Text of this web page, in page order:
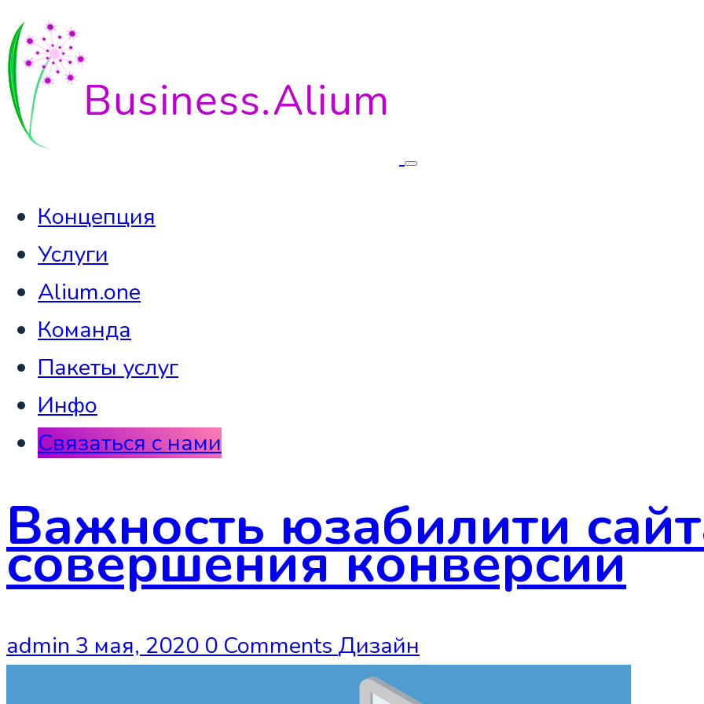
Концепция
Услуги
Alium.one
Команда
Пакеты услуг
Инфо
Связаться с нами
Важность юзабилити
совершения конверсии
admin 3 мая, 2020 0 Comments Дизайн